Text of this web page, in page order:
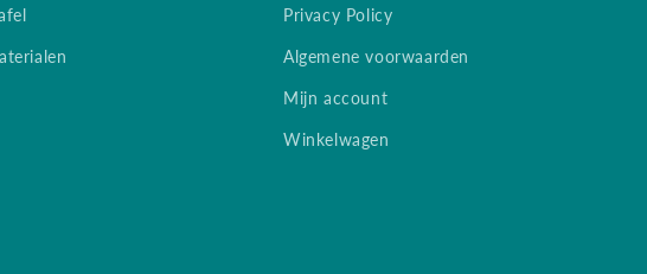
Privacy Policy
Algemene voorwaarden
Mijn account
Winkelwagen